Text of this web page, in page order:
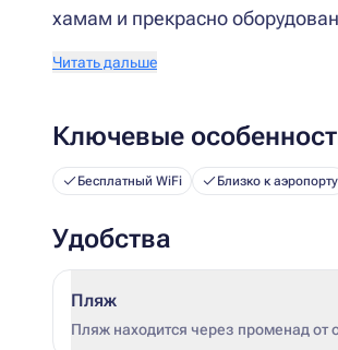
хамам и прекрасно
Читать дальше
Ключевые
Бесплатный WiFi Близко к аэропорту
Удобства
Пляж
Пляж находится через променад от